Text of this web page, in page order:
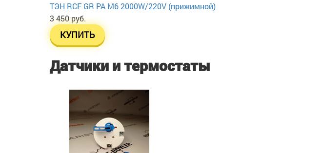
ТЭН RСF GR PA М6 2000W/220V (прижимной)
3 450 руб.
КУПИТЬ
Датчики и термостаты